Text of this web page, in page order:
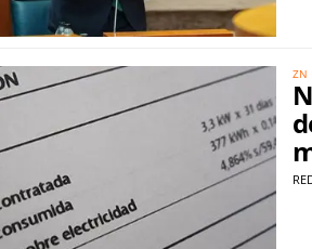
ZN